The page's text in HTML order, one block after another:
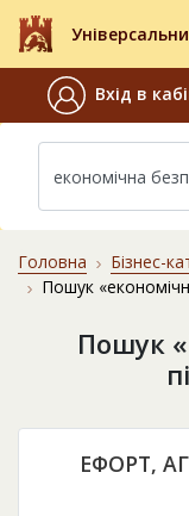
Вхід в
Головна
Бізнес-
Пошук
Пошук
ЕФОРТ,